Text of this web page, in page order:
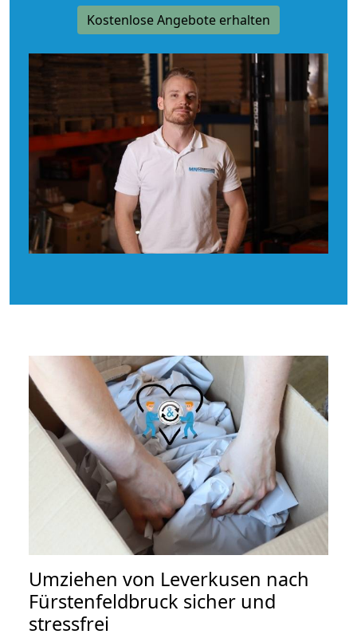
Kostenlose Angebote erhalten
Umziehen von Leverkusen nach
Fürstenfeldbruck sicher und
stressfrei